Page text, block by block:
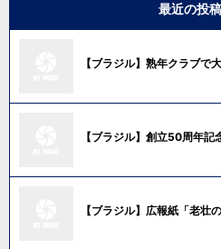
最近の投
【ブラジル】熟年クラブで
【ブラジル】創立50周年記
【ブラジル】広報紙「老壮